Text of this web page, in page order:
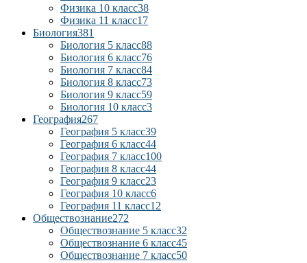
Физика 10 класс38
Физика 11 класс17
Биология381
Биология 5 класс88
Биология 6 класс76
Биология 7 класс84
Биология 8 класс73
Биология 9 класс59
Биология 10 класс3
География267
География 5 класс39
География 6 класс44
География 7 класс100
География 8 класс44
География 9 класс23
География 10 класс6
География 11 класс12
Обществознание272
Обществознание 5 класс32
Обществознание 6 класс45
Обществознание 7 класс50